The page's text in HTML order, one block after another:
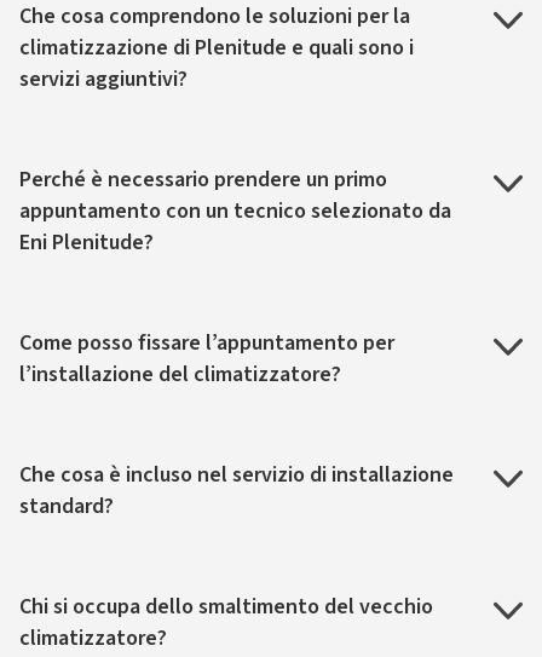
Che cosa comprendono le soluzioni per la
climatizzazione di Plenitude e quali sono i
servizi aggiuntivi?
Perché è necessario prendere un primo
appuntamento con un tecnico selezionato da
Eni Plenitude?
Come posso fissare l’appuntamento per
l’installazione del climatizzatore?
Che cosa è incluso nel servizio di installazione
standard?
Chi si occupa dello smaltimento del vecchio
climatizzatore?